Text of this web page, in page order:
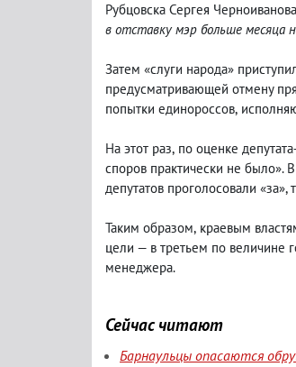
Рубцовска Сергея
в отставку мэр больше месяца
Затем «слуги народа»
предусматривающей отмену
попытки единороссов,
На этот раз, по оценке
споров практически не было».
депутатов проголосовали
Таким образом, краевым
цели — в третьем по величине
менеджера.
Сейчас читают
Барнаульцы опасаются